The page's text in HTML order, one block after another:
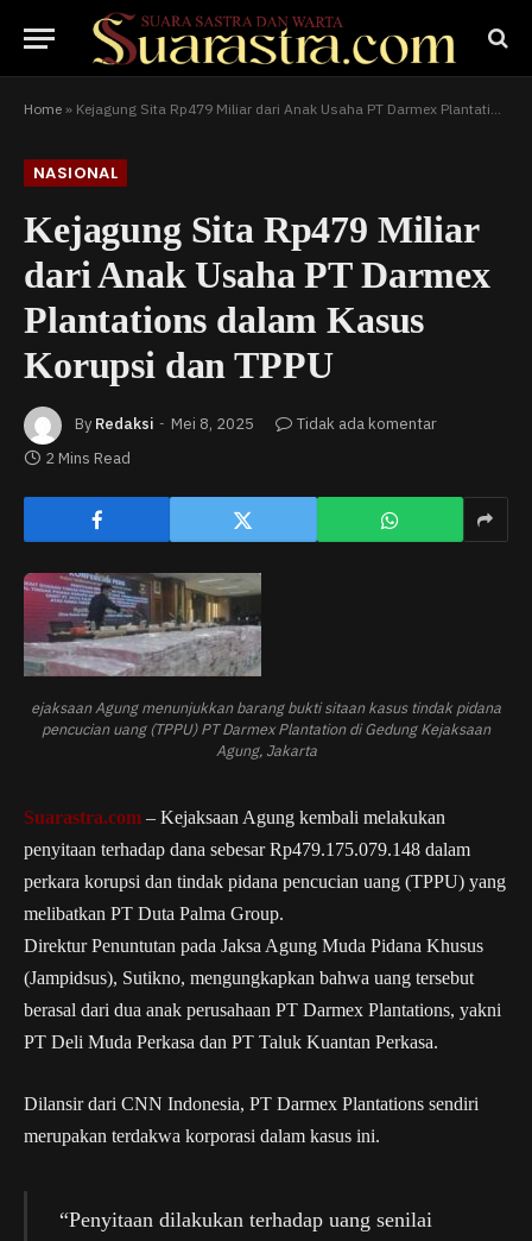
Home » Kejagung Sita Rp479 Miliar dari Anak Usaha PT Darmex Plantations dalam Kasus Korupsi dan TPPU
NASIONAL
Kejagung Sita Rp479 Miliar
dari Anak Usaha PT Darmex
Plantations dalam Kasus
Korupsi dan TPPU
By Redaksi Mei 8, 2025
Tidak ada komentar
2 Mins Read
ejaksaan Agung menunjukkan barang bukti sitaan kasus tindak pidana
pencucian uang (TPPU) PT Darmex Plantation di Gedung Kejaksaan
Agung, Jakarta
Suarastra.com – Kejaksaan Agung kembali melakukan
penyitaan terhadap dana sebesar Rp479.175.079.148 dalam
perkara korupsi dan tindak pidana pencucian uang (TPPU) yang
melibatkan PT Duta Palma Group.
Direktur Penuntutan pada Jaksa Agung Muda Pidana Khusus
(Jampidsus), Sutikno, mengungkapkan bahwa uang tersebut
berasal dari dua anak perusahaan PT Darmex Plantations, yakni
PT Deli Muda Perkasa dan PT Taluk Kuantan Perkasa.
Dilansir dari CNN Indonesia, PT Darmex Plantations sendiri
merupakan terdakwa korporasi dalam kasus ini.
“Penyitaan dilakukan terhadap uang senilai